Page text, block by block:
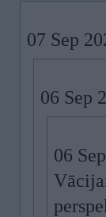
07 Sep
06 Sep
06